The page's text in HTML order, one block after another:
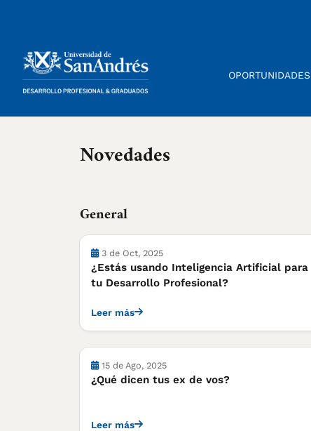
OPORTUNIDADES
Novedades
General
3 de Oct, 2025
¿Estás usando Inteligencia Artificial para
tu Desarrollo Profesional?
Leer más
15 de Ago, 2025
¿Qué dicen tus ex de vos?
Leer más